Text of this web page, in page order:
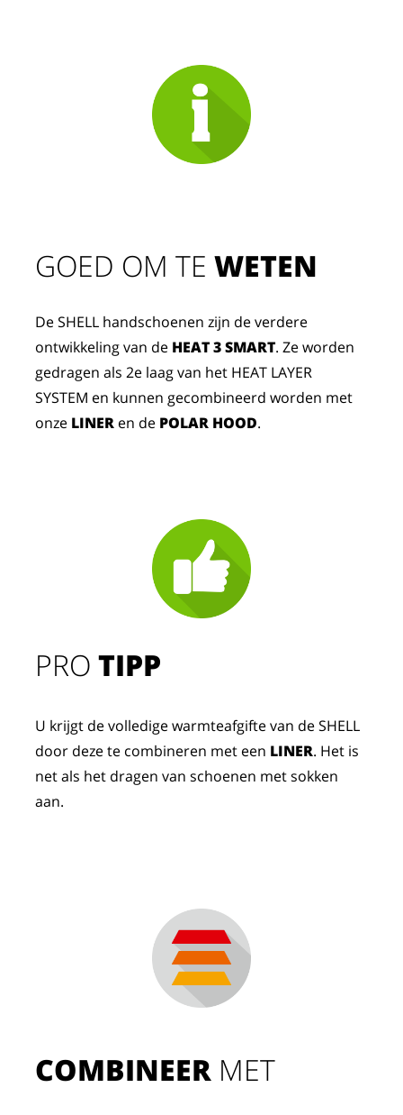
PROTIPP
U krijgt de volledige warmteafgifte van de SHELL
door deze te combineren met een LINER. Het is
net als het dragen van schoenen met sokken
aan.
GOED OM TE WETEN
De SHELL handschoenen zijn de verdere
ontwikkeling van de HEAT 3 SMART. Ze worden
gedragen als 2e laag van het HEAT LAYER
SYSTEM en kunnen gecombineerd worden met
onze LINER en de POLAR HOOD.
COMBINEER MET